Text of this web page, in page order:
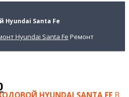
Hyundai Santa Fe
Hyundai Santa Fe Ремонт